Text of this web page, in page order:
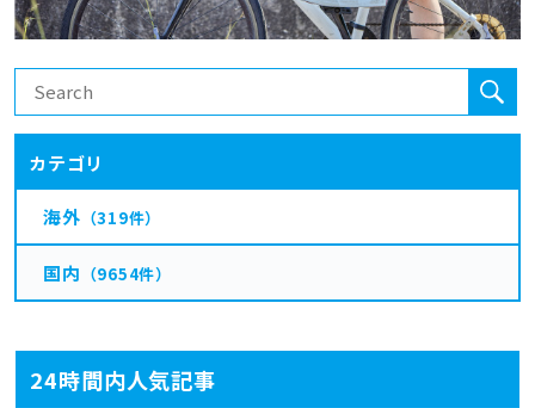
24時間内人気記事
カテゴリ
海外 （319件）
国内 （9654件）